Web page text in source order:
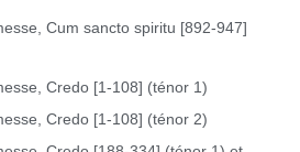
Cum sancto spiritu [892-947]
Credo [1-108] (ténor 1)
Credo [1-108] (ténor 2)